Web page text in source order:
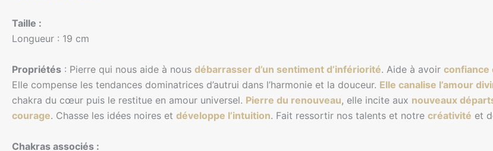
Taille :
Longueur : 19 cm
Propriétés : Pierre qui nous aide à nous débarrasser d’un sentiment d’infériorité. Aide à avoir confiance
Elle compense les tendances dominatrices d’autrui dans l’harmonie et la douceur. Elle canalise l’amour
chakra du cœur puis le restitue en amour universel. Pierre du renouveau, elle incite aux nouveaux
courage. Chasse les idées noires et développe l’intuition. Fait ressortir nos talents et notre créativité et
Chakras associés :